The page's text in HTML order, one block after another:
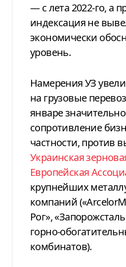
— с лета 2022-го, а
индексация не
экономически
уровень.
Намерения УЗ
на грузовые
январе
сопротивление
частности, против
Украинская
Европейская
крупнейших
компаний
Рог»,
горно-
комбинатов).